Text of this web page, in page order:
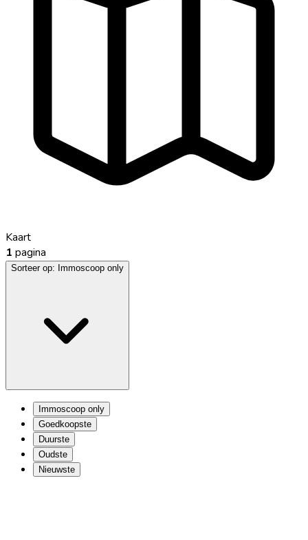
Kaart
1 pagina
Sorteer op: Immoscoop only
Immoscoop only
Goedkoopste
Duurste
Oudste
Nieuwste